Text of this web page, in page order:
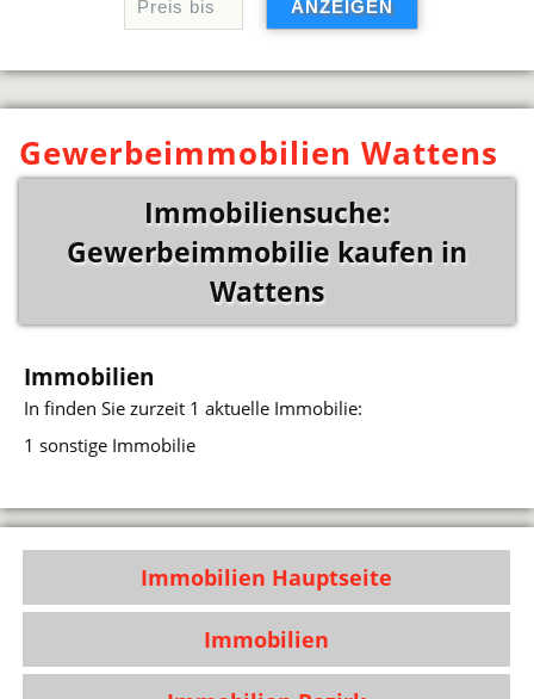
Gewerbeimmobilien Wattens
Immobiliensuche:
Gewerbeimmobilie kaufen in
Wattens
Immobilien
Infinden Sie zurzeit 1 aktuelle Immobilie:
1 sonstige Immobilie
Immobilien Hauptseite
Immobilien